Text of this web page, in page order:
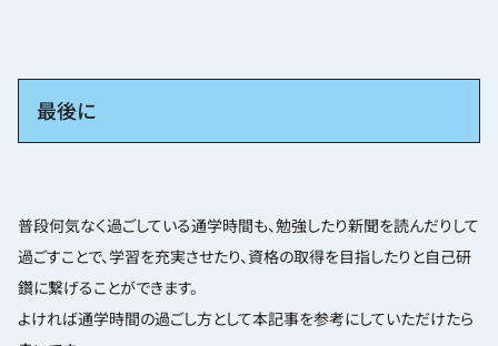
最後に
普段何気なく過ごしている通学時間も、勉強したり新聞を読んだりして
過ごすことで、学習を充実させたり、資格の取得を目指したりと自己研
鑽に繋げることができます。
よければ通学時間の過ごし方として本記事を参考にしていただけたら